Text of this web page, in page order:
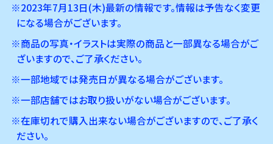
※2023年7月13日(木)最新の情報です。情報は予告なく変更
になる場合がございます。
※商品の写真・イラストは実際の商品と一部異なる場合がご
ざいますので、ご了承ください。
※一部地域では発売日が異なる場合がございます。
※一部店舗ではお取り扱いがない場合がございます。
※在庫切れで購入出来ない場合がございますので、ご了承く
ださい。